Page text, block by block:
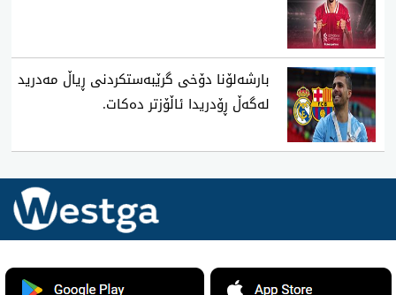
‌بارشەلۆنا دۆخی گرێبەستکردنی ڕیاڵ مەدرید
لەگەڵ ڕۆدریدا ئاڵۆزتر دەکات.